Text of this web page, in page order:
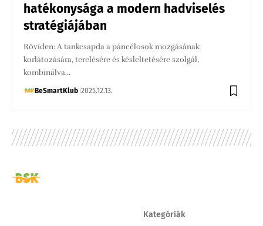
hatékonysága a modern hadviselés
stratégiájában
Röviden: A tankcsapda a páncélosok mozgásának
korlátozására, terelésére és késleltetésére szolgál,
kombinálva…
BeSmartKlub 2025.12.13.
Kategóriák